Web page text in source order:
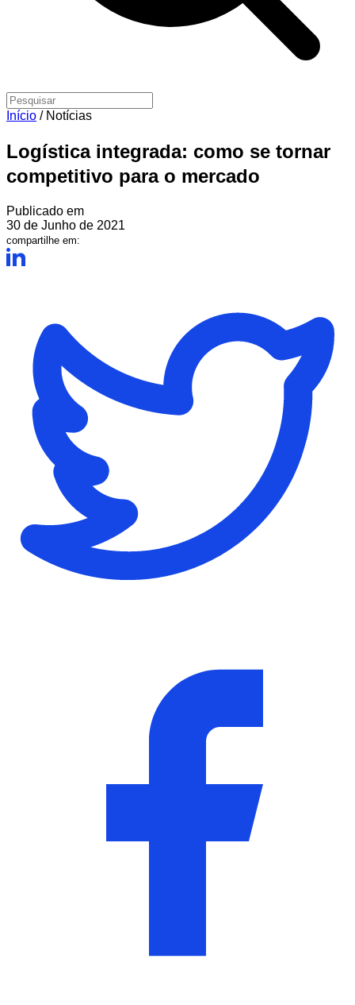
Início / Notícias
Logística integrada: como se tornar
competitivo para o mercado
Publicado em
30 de Junho de 2021
compartilhe em: